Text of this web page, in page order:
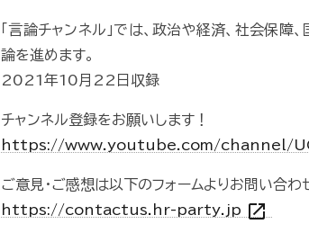
「言論チャンネル」では、政治や経済、社会保
論を進めます。
2021年10月22日収録
チャンネル登録をお願いします！
https://www.youtube.com/channel/
ご意見・ご感想は以下のフォームよりお問い合わ
https://contactus.hr-party.jp open_in_new